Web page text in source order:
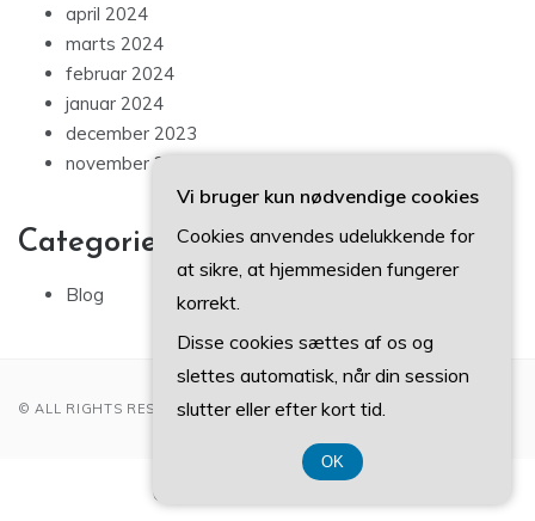
april 2024
marts 2024
februar 2024
januar 2024
december 2023
november 2023
Categories
Blog
© ALL RIGHTS RESERVED 2022
CVR-Nummer 374 077 39
Vi bruger kun nødvendige cookies
Cookies anvendes udelukkende for
at sikre, at hjemmesiden fungerer
korrekt.
Disse cookies sættes af os og
slettes automatisk, når din session
slutter eller efter kort tid.
OK